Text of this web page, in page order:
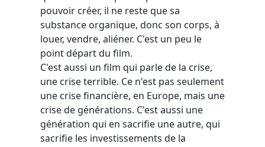
pouvoir créer, il ne reste que sa
substance organique, donc son corps, à
louer, vendre, aliéner. C'est un peu le
point départ du film.
C'est aussi un film qui parle de la crise,
une crise terrible. Ce n'est pas seulement
une crise financière, en Europe, mais une
crise de générations. C'est aussi une
génération qui en sacrifie une autre, qui
sacrifie les investissements de la